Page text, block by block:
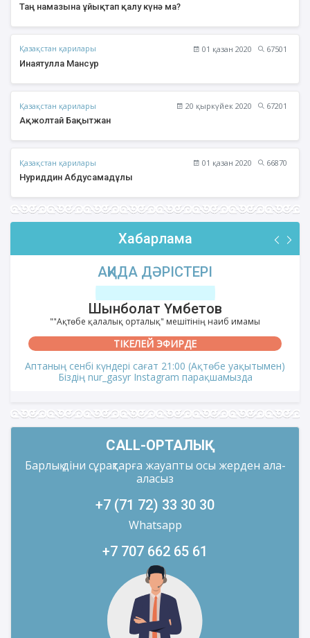
Таң намазына ұйықтап қалу күнә ма?
Қазақстан қарилары 01 қазан 2020
67501
Инаятулла Мансур
Қазақстан қарилары 20 қыркүйек 2020
67201
Ақжолтай Бақытжан
Қазақстан қарилары 01 қазан 2020
66870
Нуриддин Абдусамадұлы
Хабарлама
АҚИДА ДӘРІСТЕРІ
Шынболат Үмбетов
""Ақтөбе қалалық орталық" мешітінің наиб имамы
ТІКЕЛЕЙ ЭФИРДЕ
Аптаның сенбі күндері сағат 21:00 (Ақтөбе уақытымен)
Біздің nur_gasyr Instagram парақшамызда
CALL-ОРТАЛЫҚ
Барлық діни сұрақтарға жауапты осы жерден ала-
аласыз
+7 (71 72) 33 30 30
Whatsapp
+7 707 662 65 61